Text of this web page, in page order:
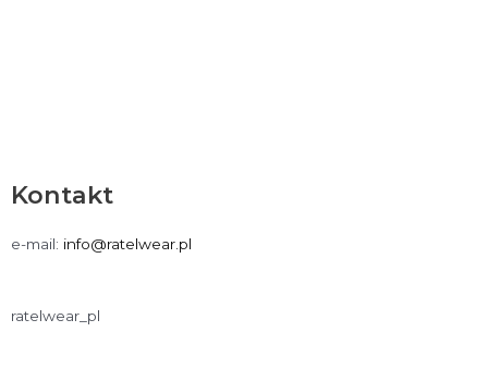
Kontakt
e-mail: info@ratelwear.pl
ratelwear_pl